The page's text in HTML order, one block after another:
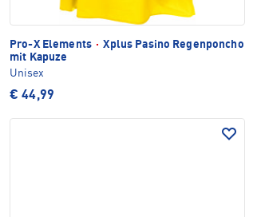
Pro-X Elements · Xplus Pasino Regenponcho
mit Kapuze
Unisex
€ 44,99